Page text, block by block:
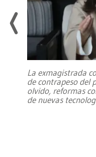
La exmagistrada
de contrapeso del
olvido, reformas
de nuevas